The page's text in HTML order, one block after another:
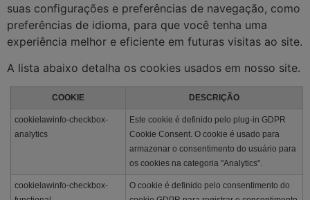
suas configurações e preferências de navegação, como
preferências de idioma, para que você tenha uma
experiência melhor e eficiente em futuras visitas ao site.
A lista abaixo detalha os cookies usados em nosso site.
COOKIE DESCRIÇÃO
cookielawinfo-checkbox-
analytics
Este cookie é definido pelo plug-in GDPR
Cookie Consent. O cookie é usado para
armazenar o consentimento do usuário para
os cookies na categoria "Analytics".
cookielawinfo-checkbox-
O cookie é definido pelo consentimento do